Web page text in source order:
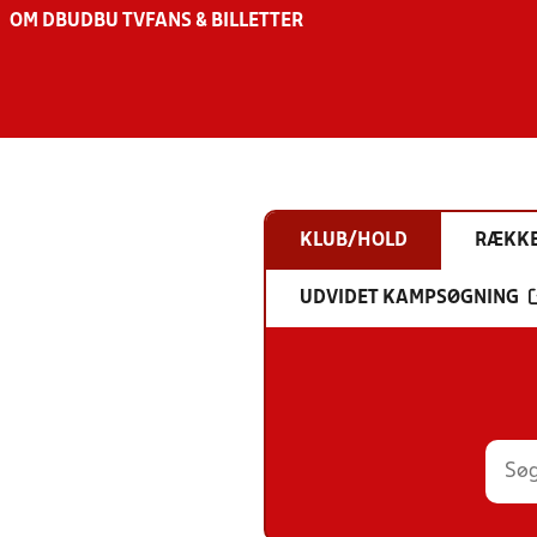
OM DBU DBU TV FANS & BILLETTER
KLUB/HOLD
UDVIDET KAMPSØGNING